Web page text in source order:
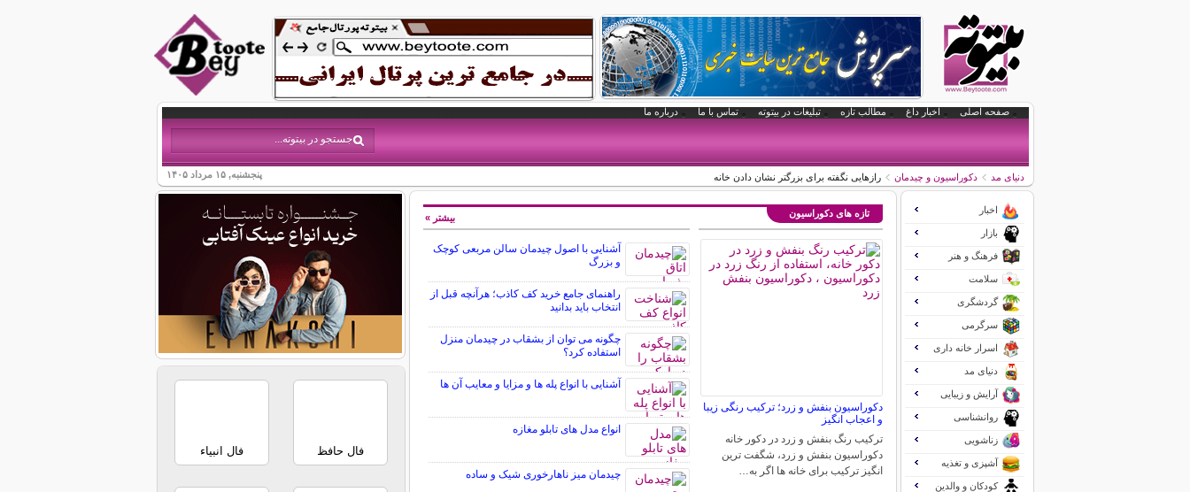
صفحه اصلی اخبار داغ مطالب تازه تبلیغات در بیتوته تماس با ما درباره ما
پنجشنبه, ۱۵ مرداد ۱۴۰۵ دنیای مد دکوراسیون و چیدمان رازهایی نگفته برای بزرگتر نشان دادن خانه
تازه های دکوراسیون
دکوراسیون بنفش و زرد؛ ترکیب رنگی زیبا
و اعجاب انگیز
ترکیب رنگ بنفش و زرد در دکور خانه
دکوراسیون بنفش و زرد، شگفت ترین
انگیز ترکیب برای خانه ها اگر به…
آشنایی با اصول چیدمان سالن مربعی کوچک
و بزرگ
راهنمای جامع خرید کف کاذب؛ هرآنچه قبل از
انتخاب باید بدانید
چگونه می توان از بشقاب در چیدمان منزل
استفاده کرد؟
آشنایی با انواع پله ها و مزایا و معایب آن ها
انواع مدل های تابلو مغازه
چیدمان میز ناهارخوری شیک و ساده
بیشتر »
اخبار
بازار
فرهنگ و هنر
سلامت
گردشگری
سرگرمی
اسرار خانه داری
دنیای مد
آرایش و زیبایی
روانشناسی
زناشویی
آشپزی و تغذیه
کودکان و والدین
فال حافظ فال انبیاء